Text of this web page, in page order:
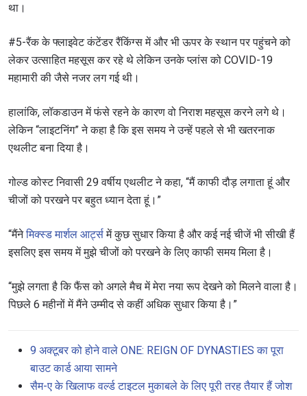
था।
#5-रैंक के फ्लाइवेट कंटेंडर रैंकिंग्स में और भी ऊपर के स्थान पर पहुंचने को
लेकर उत्साहित महसूस कर रहे थे लेकिन उनके प्लांस को COVID-19
महामारी की जैसे नजर लग गई थी।
हालांकि, लॉकडाउन में फंसे रहने के कारण वो निराश महसूस करने लगे थे।
लेकिन “लाइटनिंग” ने कहा है कि इस समय ने उन्हें पहले से भी खतरनाक
एथलीट बना दिया है।
गोल्ड कोस्ट निवासी 29 वर्षीय एथलीट ने कहा, “मैं काफी दौड़ लगाता हूं और
चीजों को परखने पर बहुत ध्यान देता हूं।”
“मैंनेमिक्स्ड मार्शल आर्ट्समें कुछ सुधार किया है और कई नई चीजें भी सीखी हैं
इसलिए इस समय में मुझे चीजों को परखने के लिए काफी समय मिला है।
“मुझे लगता है कि फैंस को अगले मैच में मेरा नया रूप देखने को मिलने वाला है।
पिछले 6 महीनों में मैंने उम्मीद से कहीं अधिक सुधार किया है।”
9 अक्टूबर को होने वाले ONE: REIGN OF DYNASTIES का पूरा
बाउट कार्ड आया सामने
सैम-ए के खिलाफ वर्ल्ड टाइटल मुकाबले के लिए पूरी तरह तैयार हैं जोश